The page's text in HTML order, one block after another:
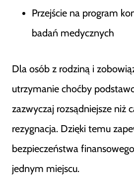
Przejście na program
badań medycznych
Dla osób z rodziną i
utrzymanie choćby
zazwyczaj rozsądniejsze niż
rezygnacja. Dzięki temu
bezpieczeństwa
jednym miejscu.